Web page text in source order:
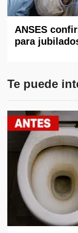
ANSES
para
Te puede